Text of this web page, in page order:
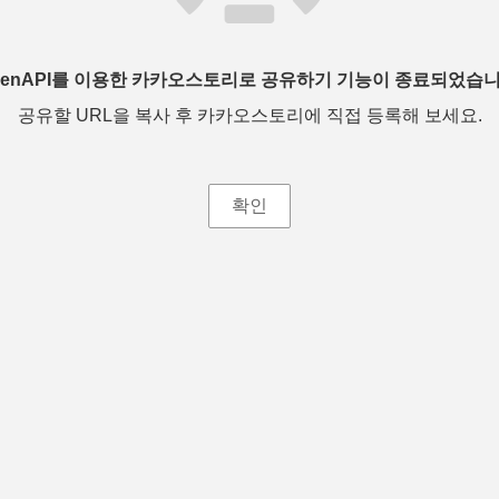
를 이용한 카카오스토리로 공유하기 기능이 종료되었습
공유할 URL을 복사 후 카카오스토리에 직접 등록해 보세요.
확인